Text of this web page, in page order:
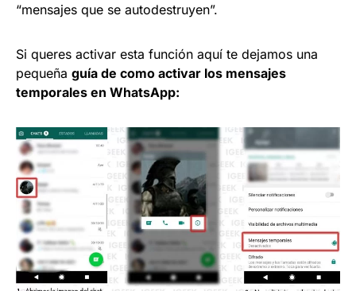
“mensajes que se autodestruyen”.
Si queres activar esta función aquí te dejamos una
pequeña guía de como activar los mensajes
temporales en WhatsApp: